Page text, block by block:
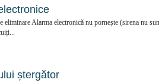
eliminare Alarma electronică nu pornește (sirena nu
ștergător